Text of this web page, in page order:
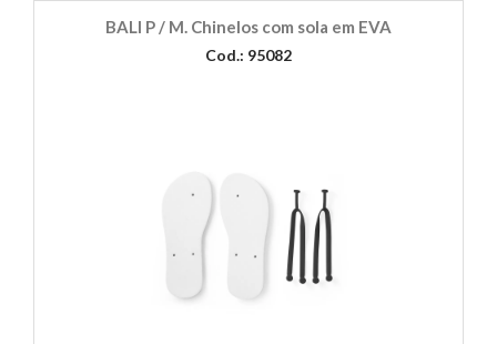
BALI P / M. Chinelos com sola em EVA
Cod.: 95082